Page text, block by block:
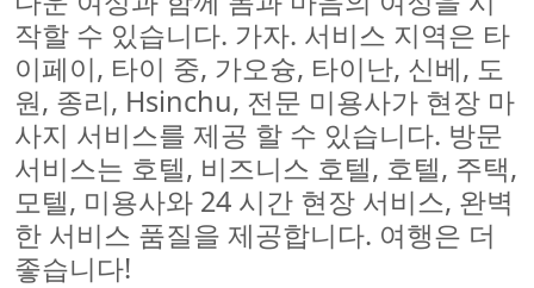
작할 수 있습니다. 가자. 서비스 지역은 타
이페이, 타이 중, 가오슝, 타이난, 신베, 도
원, 종리, Hsinchu, 전문 미용사가 현장 마
사지 서비스를 제공 할 수 있습니다. 방문
서비스는 호텔, 비즈니스 호텔, 호텔, 주택,
모텔, 미용사와 24 시간 현장 서비스, 완벽
한 서비스 품질을 제공합니다. 여행은 더
좋습니다!